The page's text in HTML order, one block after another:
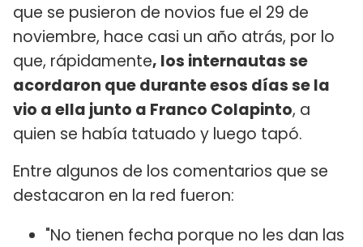
que se pusieron de novios fue el 29 de
noviembre, hace casi un año atrás, por lo
que, rápidamente, los internautas se
acordaron que durante esos días se la
vio a ella junto a Franco Colapinto, a
quien se había tatuado y luego tapó.
Entre algunos de los comentarios que se
destacaron en la red fueron:
"No tienen fecha porque no les dan las